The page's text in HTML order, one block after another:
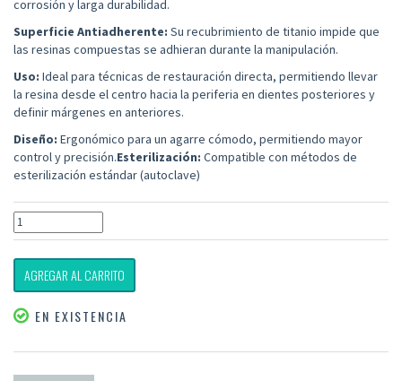
corrosión y larga durabilidad.
Superficie Antiadherente: Su recubrimiento de titanio impide que
las resinas compuestas se adhieran durante la manipulación.
Uso: Ideal para técnicas de restauración directa, permitiendo llevar
la resina desde el centro hacia la periferia en dientes posteriores y
definir márgenes en anteriores.
Diseño: Ergonómico para un agarre cómodo, permitiendo mayor
control y precisión.Esterilización: Compatible con métodos de
esterilización estándar (autoclave)
AGREGAR AL CARRITO
EN EXISTENCIA